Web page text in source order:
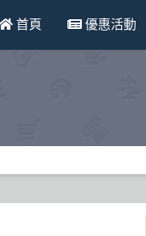
首頁 優惠活動